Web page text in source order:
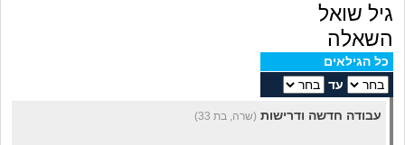
גיל שואל
השאלה
כל הגילאים
עד
עבודה חדשה ודרישות (שרה, בת 33)